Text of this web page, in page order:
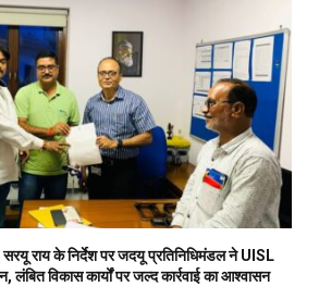
राय के निर्देश पर जदयू प्रतिनिधिमंडल ने UISL
लंबित विकास कार्यों पर जल्द कार्रवाई का आश्वासन